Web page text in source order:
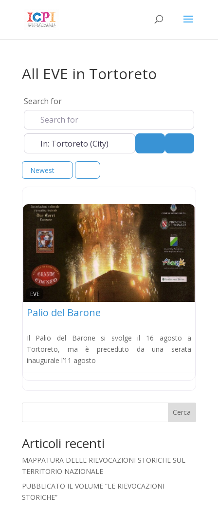
All EVE in Tortoreto
Search for
Near
Newest
EVE
Palio del Barone
Il Palio del Barone si svolge il 16 agosto a
Tortoreto, ma è preceduto da una serata
inaugurale l’11 agosto
Cerca
Articoli recenti
MAPPATURA DELLE RIEVOCAZIONI STORICHE SUL
TERRITORIO NAZIONALE
PUBBLICATO IL VOLUME “LE RIEVOCAZIONI
STORICHE”